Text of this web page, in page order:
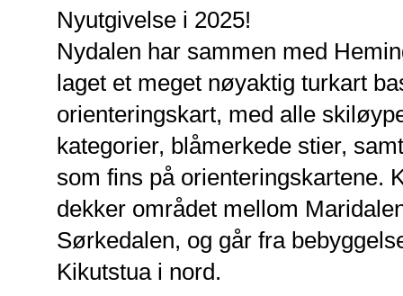
Nyutgivelse i 2025!
Nydalen har sammen med
laget et meget nøyaktig turkart
orienteringskart, med alle
kategorier, blåmerkede stier,
som fins på orienteringskartene.
dekker området mellom
Sørkedalen, og går fra
Kikutstua i nord.